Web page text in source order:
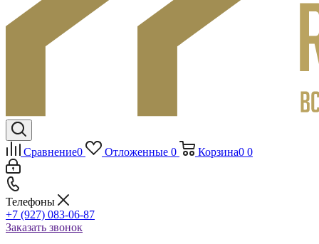
Сравнение0 Отложенные 0 Корзина0 0
Телефоны
+7 (927) 083-06-87
Заказать звонок